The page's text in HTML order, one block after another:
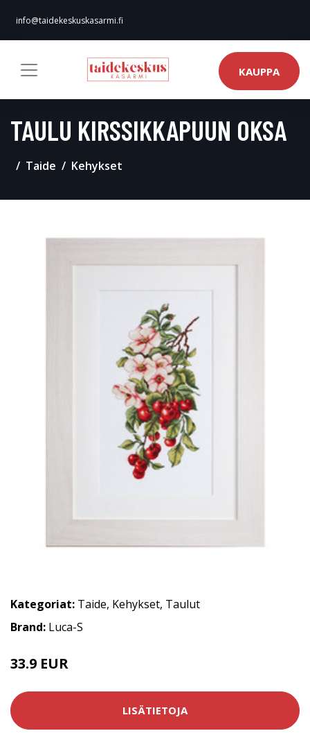
info@taidekeskuskasarmi.fi
KAUPPA
TAULU KIRSSIKKAPUUN OKSA
Taide Kehykset
Kategoriat: Taide, Kehykset, Taulut
Brand: Luca-S
33.9 EUR
LISÄTIETOJA